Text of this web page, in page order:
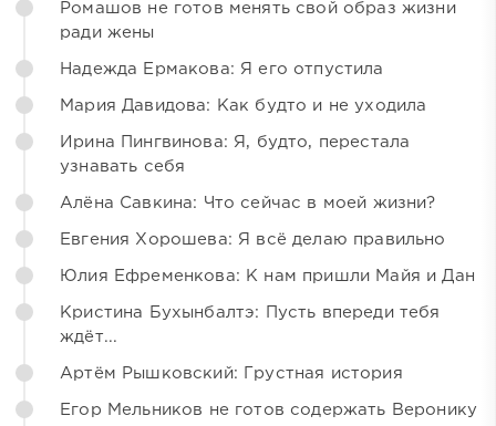
Ромашов не готов менять свой образ жизни
ради жены
Надежда Ермакова: Я его отпустила
Мария Давидова: Как будто и не уходила
Ирина Пингвинова: Я, будто, перестала
узнавать себя
Алёна Савкина: Что сейчас в моей жизни?
Евгения Хорошева: Я всё делаю правильно
Юлия Ефременкова: К нам пришли Майя и Дан
Кристина Бухынбалтэ: Пусть впереди тебя
ждёт...
Артём Рышковский: Грустная история
Егор Мельников не готов содержать Веронику